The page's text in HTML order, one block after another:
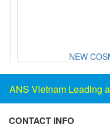
FORNEY
Fortex
Fortress
NEW
ANS Vietnam Leading
CONTACT INFO